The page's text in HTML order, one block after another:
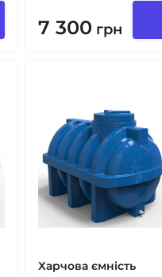
7 300 грн
Харчова ємність